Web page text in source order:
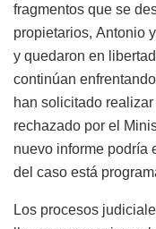
fragmentos que se
propietarios, Antonio
y quedaron en
continúan
han solicitado
rechazado por el
nuevo informe podría
del caso está
Los procesos